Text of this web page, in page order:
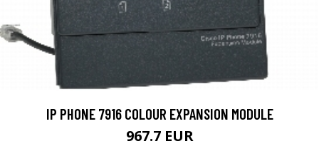
IP PHONE 7916 COLOUR EXPANSION MODULE
967.7 EUR